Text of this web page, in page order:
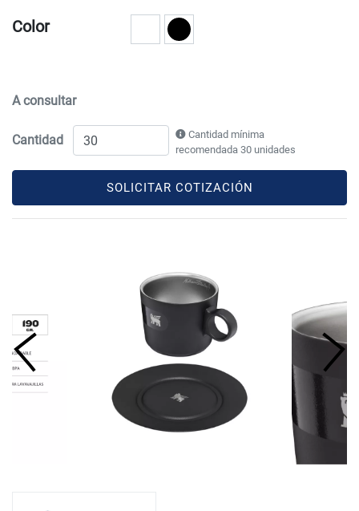
Color
A consultar
Cantidad
Cantidad mínima
recomendada 30 unidades
SOLICITAR COTIZACIÓN